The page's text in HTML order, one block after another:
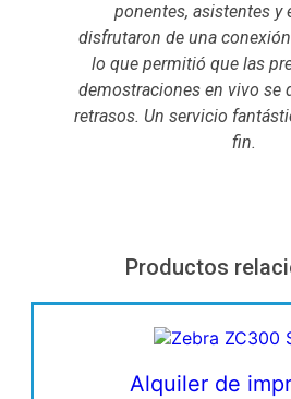
ponentes, asistentes y
disfrutaron de una
lo que permitió que las
demostraciones en vivo se
retrasos. Un servicio
fin.
Productos
Alquiler de